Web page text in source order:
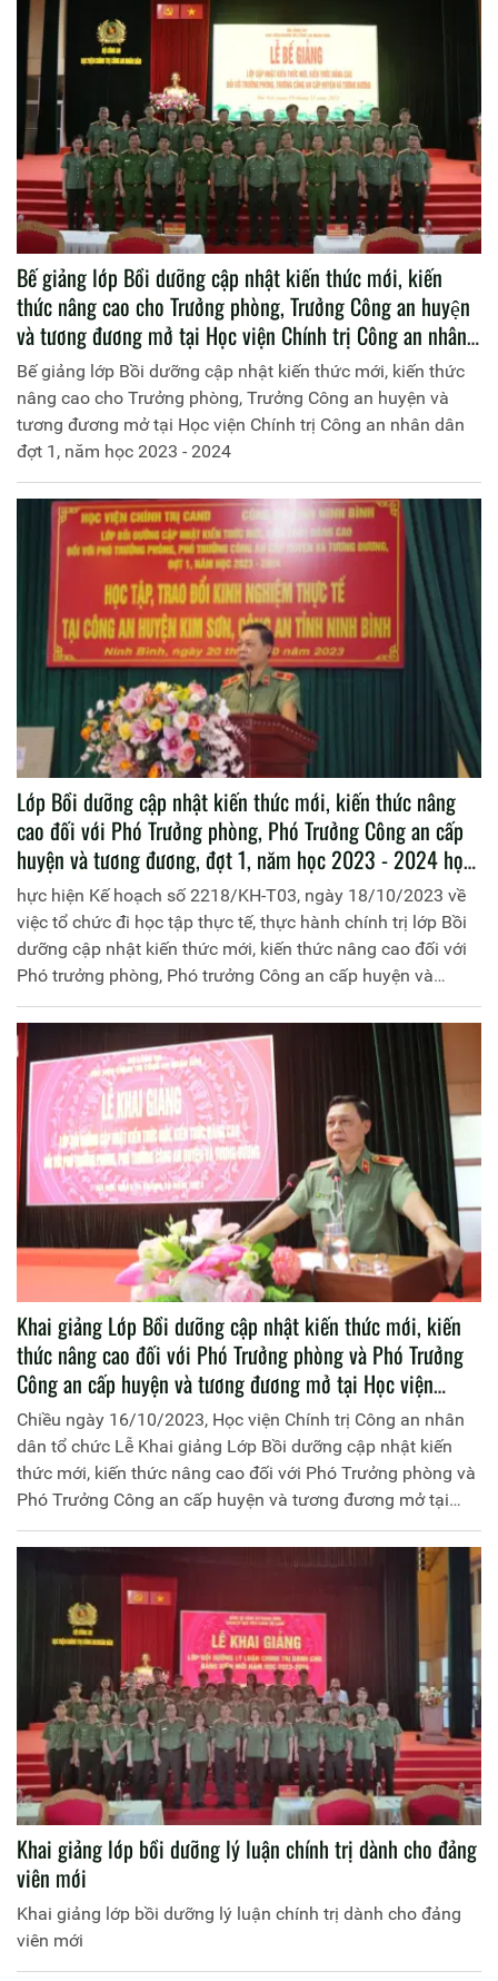
Bế giảng lớp Bồi dưỡng cập nhật kiến thức mới, kiến
thức nâng cao cho Trưởng phòng, Trưởng Công an huyện
và tương đương mở tại Học viện Chính trị Công an nhân
dân đợt 1, năm học 2023 - 2024
Bế giảng lớp Bồi dưỡng cập nhật kiến thức mới, kiến thức
nâng cao cho Trưởng phòng, Trưởng Công an huyện và
tương đương mở tại Học viện Chính trị Công an nhân dân
đợt 1, năm học 2023 - 2024
Lớp Bồi dưỡng cập nhật kiến thức mới, kiến thức nâng
cao đối với Phó Trưởng phòng, Phó Trưởng Công an cấp
huyện và tương đương, đợt 1, năm học 2023 - 2024 học
tập, trao đổi kinh nghiệm thực tế tại Công an huyện Kim
Sơn, Công an tỉnh Ninh Bình
hực hiện Kế hoạch số 2218/KH-T03, ngày 18/10/2023 về
việc tổ chức đi học tập thực tế, thực hành chính trị lớp Bồi
dưỡng cập nhật kiến thức mới, kiến thức nâng cao đối với
Phó trưởng phòng, Phó trưởng Công an cấp huyện và
tương đương, đợt 1, năm học 2023-2024. Ngày
20/10/2023, Học viện Chính trị Công an nhân dân tổ chức
cho học viên Lớp Bồi dưỡng cập nhật kiến thức mới, kiến
thức nâng cao đối với Phó Trưởng phòng, Phó Trưởng
Công an cấp huyện và tương đương, đợt 1, năm học 2023 -
2024 đi học tập, trao đổi kinh nghiệm thực tế tại Công an
huyện Kim Sơn, Công an tỉnh Ninh Bình.
Khai giảng Lớp Bồi dưỡng cập nhật kiến thức mới, kiến
thức nâng cao đối với Phó Trưởng phòng và Phó Trưởng
Công an cấp huyện và tương đương mở tại Học viện
Chính trị CAND đợt 1 năm học 2023 - 2024
Chiều ngày 16/10/2023, Học viện Chính trị Công an nhân
dân tổ chức Lễ Khai giảng Lớp Bồi dưỡng cập nhật kiến
thức mới, kiến thức nâng cao đối với Phó Trưởng phòng và
Phó Trưởng Công an cấp huyện và tương đương mở tại
Học viện, đợt 1 năm học 2023 - 2024
Khai giảng lớp bồi dưỡng lý luận chính trị dành cho đảng
viên mới
Khai giảng lớp bồi dưỡng lý luận chính trị dành cho đảng
viên mới